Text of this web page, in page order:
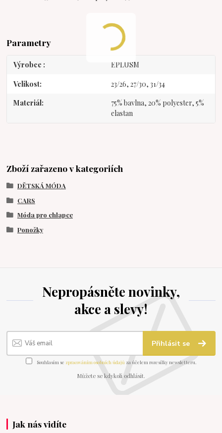
Parametry
Výrobce EPLUSM
Velikost 23/26, 27/30, 31/34
Materiál
75% bavlna, 20% polyester, 5%
elastan
Zboží zařazeno v kategoriích
DĚTSKÁ MÓDA
CARS
Móda pro chlapce
Ponožky
Nepropásněte novinky,
akce a slevy!
Přihlásit se
Souhlasím se zpracováním osobních údajů za účelem rozesílky newsletteru.
Můžete se kdykoli odhlásit.
Jak nás vidíte